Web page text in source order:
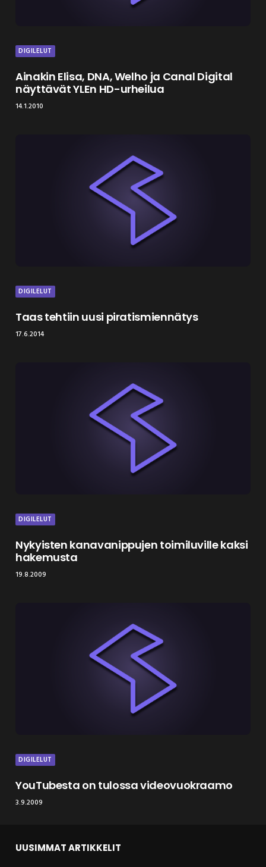
DIGILELUT
Ainakin Elisa, DNA, Welho ja Canal Digital
näyttävät YLEn HD-urheilua
14.1.2010
DIGILELUT
Taas tehtiin uusi piratismiennätys
17.6.2014
DIGILELUT
Nykyisten kanavanippujen toimiluville kaksi
hakemusta
19.8.2009
DIGILELUT
YouTubesta on tulossa videovuokraamo
3.9.2009
UUSIMMAT ARTIKKELIT